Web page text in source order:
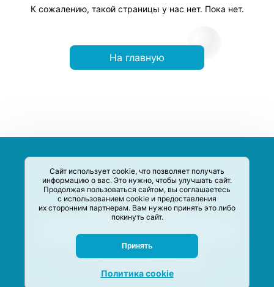
Сайт использует cookie, что позволяет получать
информацию о вас. Это нужно, чтобы улучшать сайт.
Продолжая пользоваться сайтом, вы соглашаетесь
с использованием cookie и предоставления
их сторонним партнерам. Вам нужно принять это либо
покинуть сайт.
Принять
Политика cookie
К сожалению, такой страницы у нас нет. Пока нет.
На главную
систематизации акций и скидок на товары и услуги в РФ
Задать вопрос
© M-Social production 2020 –2026